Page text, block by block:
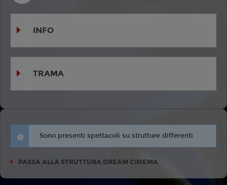
INFO
TRAMA
Sono presenti spettacoli su strutture differenti
PASSA ALLA STRUTTURA DREAM CINEMA